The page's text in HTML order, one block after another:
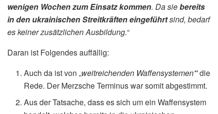
wenigen Wochen zum Einsatz kommen. Da siebereits
in den ukrainischen Streitkräften eingeführtsind, bedarf
es keiner zusätzlichen Ausbildung.“
Daran ist Folgendes auffällig:
Auch da ist von „weitreichenden Waffensystemen“die
Rede. Der Merzsche Terminus war somit abgestimmt.
Aus der Tatsache, dass es sich um ein Waffensystem